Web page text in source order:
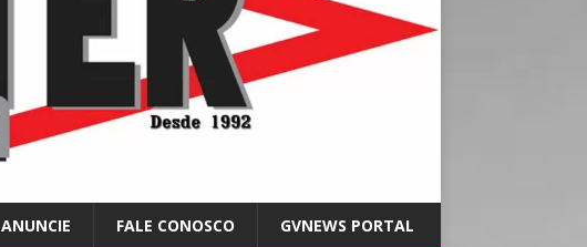
ANUNCIE FALE CONOSCO GVNEWS PORTAL